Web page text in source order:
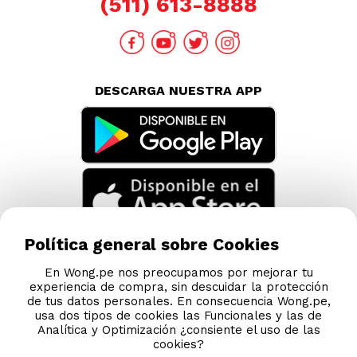
DESCARGA NUESTRA APP
Política general sobre Cookies
En Wong.pe nos preocupamos por mejorar tu
experiencia de compra, sin descuidar la protección
de tus datos personales. En consecuencia Wong.pe,
usa dos tipos de cookies las Funcionales y las de
Analítica y Optimización ¿consiente el uso de las
cookies?